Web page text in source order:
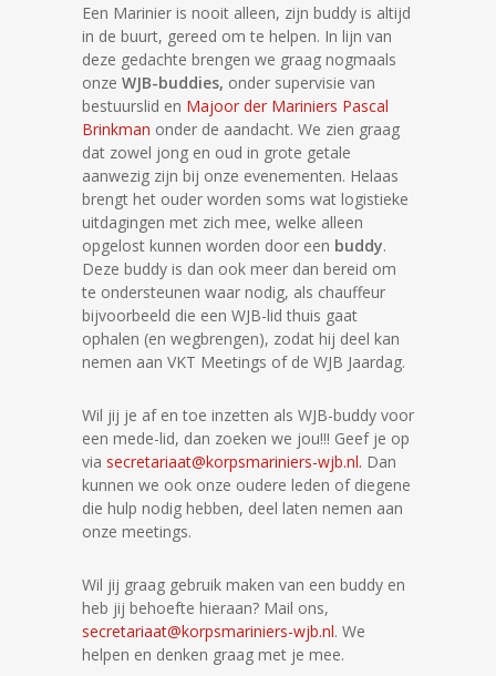
Een Marinier is nooit alleen, zijn buddy is altijd
in de buurt, gereed om te helpen. In lijn van
deze gedachte brengen we graag nogmaals
onze WJB-buddies, onder supervisie van
bestuurslid en Majoor der Mariniers Pascal
Brinkman onder de aandacht. We zien graag
dat zowel jong en oud in grote getale
aanwezig zijn bij onze evenementen. Helaas
brengt het ouder worden soms wat logistieke
uitdagingen met zich mee, welke alleen
opgelost kunnen worden door een buddy.
Deze buddy is dan ook meer dan bereid om
te ondersteunen waar nodig, als chauffeur
bijvoorbeeld die een WJB-lid thuis gaat
ophalen (en wegbrengen), zodat hij deel kan
nemen aan VKT Meetings of de WJB Jaardag.
Wil jij je af en toe inzetten als WJB-buddy voor
een mede-lid, dan zoeken we jou!!! Geef je op
via secretariaat@korpsmariniers-wjb.nl. Dan
kunnen we ook onze oudere leden of diegene
die hulp nodig hebben, deel laten nemen aan
onze meetings.
Wil jij graag gebruik maken van een buddy en
heb jij behoefte hieraan? Mail ons,
secretariaat@korpsmariniers-wjb.nl. We
helpen en denken graag met je mee.